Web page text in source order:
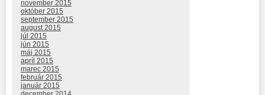
november 2015
október 2015
september 2015
august 2015
júl 2015
jún 2015
máj 2015
apríl 2015
marec 2015
február 2015
január 2015